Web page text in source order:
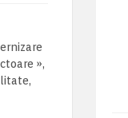
»,